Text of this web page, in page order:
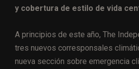
y cobertura de estilo de vida
A principios de este año, The
tres nuevos corresponsales
nueva sección sobre emergencia